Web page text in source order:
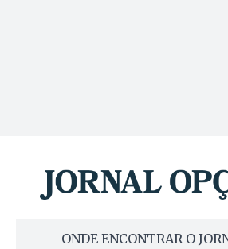
ONDE ENCONTRAR O